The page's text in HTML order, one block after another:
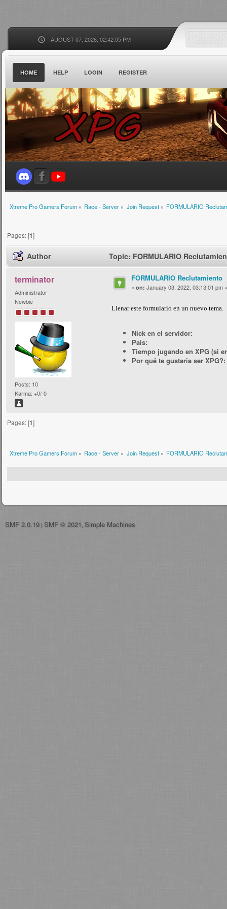
AUGUST 07, 2026, 02:42:05 PM
HOME HELP LOGIN REGISTER
Xtreme Pro Gamers Forum» Race - Server » Join Request» FORMULARIO
Pages: [1]
Author Topic: FORMULARIO
terminator
Administrator
Newbie
Posts: 10
Karma: +0/-0
FORMULARIO Reclutamiento
« on: January 03, 2022, 03:13:01 pm »
Llenar este formulario en un nuevo tema.
Nick en el servidor:
Pais:
Tiempo jugando en XPG (si
Por qué te gustaria ser XPG?:
Pages: [1]
Xtreme Pro Gamers Forum» Race - Server » Join Request» FORMULARIO
SMF 2.0.19 | SMF © 2021 Simple Machines